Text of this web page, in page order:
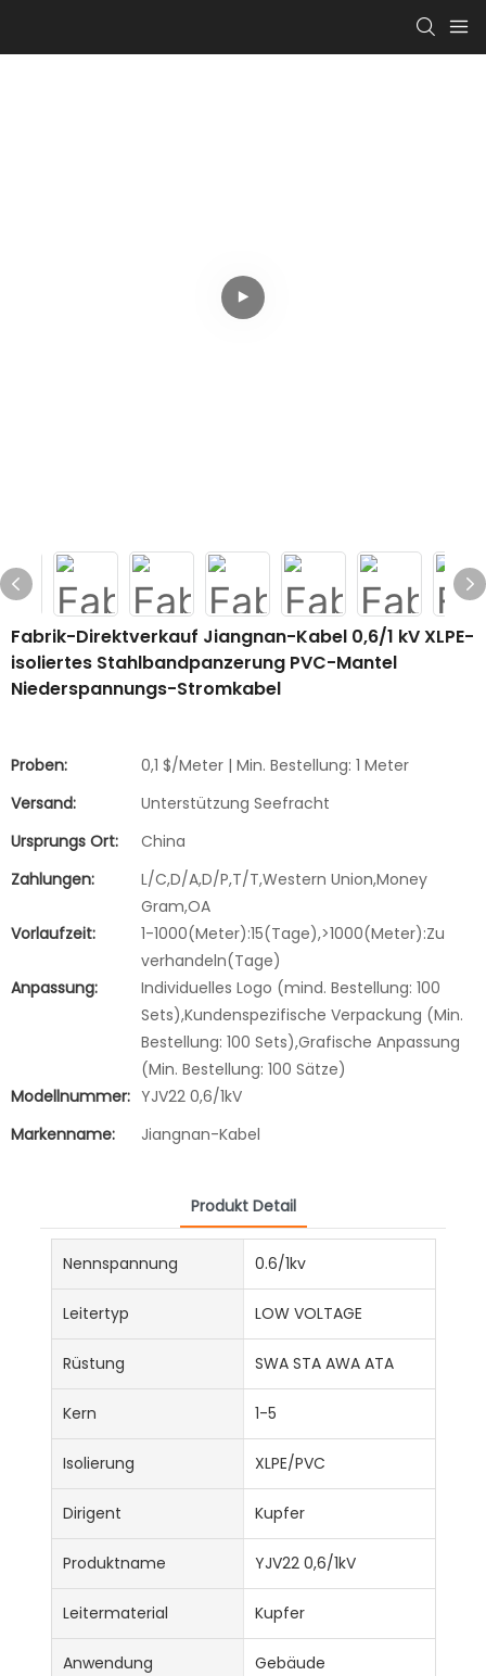
Fabrik-Direktverkauf Jiangnan-Kabel 0,6/1 kV XLPE-
isoliertes Stahlbandpanzerung PVC-Mantel
Niederspannungs-Stromkabel
Proben:
0,1 $/Meter | Min. Bestellung: 1 Meter
Versand:
Unterstützung Seefracht
Ursprungs Ort:
China
Zahlungen:
L/C,D/A,D/P,T/T,Western Union,Money
Gram,OA
Vorlaufzeit:
1-1000(Meter):15(Tage),>1000(Meter):Zu
verhandeln(Tage)
Anpassung:
Individuelles Logo (mind. Bestellung: 100
Sets),Kundenspezifische Verpackung (Min.
Bestellung: 100 Sets),Grafische Anpassung
(Min. Bestellung: 100 Sätze)
Modellnummer: YJV22 0,6/1kV
Markenname:
Jiangnan-Kabel
Produkt Detail
Nennspannung 0.6/1kv
Leitertyp LOW VOLTAGE
Rüstung SWA STA AWA ATA
Kern 1-5
Isolierung XLPE/PVC
Dirigent Kupfer
Produktname YJV22 0,6/1kV
Leitermaterial Kupfer
Anwendung Gebäude